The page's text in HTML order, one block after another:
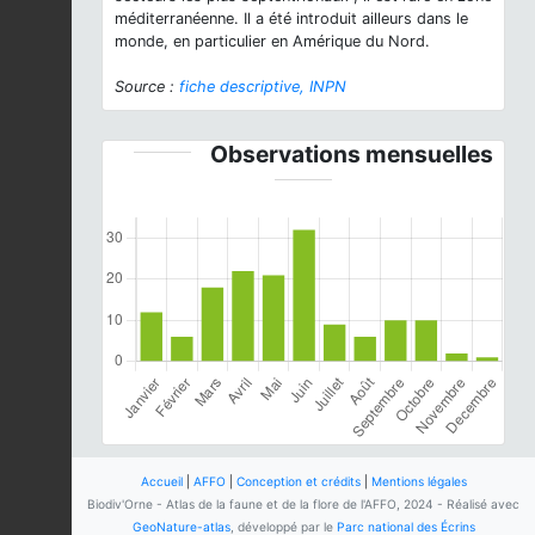
méditerranéenne. Il a été introduit ailleurs dans le
monde, en particulier en Amérique du Nord.
Source : fiche descriptive, INPN
Observations mensuelles
Accueil| AFFO| Conception et crédits| Mentions légales
Biodiv'Orne - Atlas de la faune et de la flore de l'AFFO, 2024 - Réalisé avec
GeoNature-atlas, développé par le Parc national des Écrins